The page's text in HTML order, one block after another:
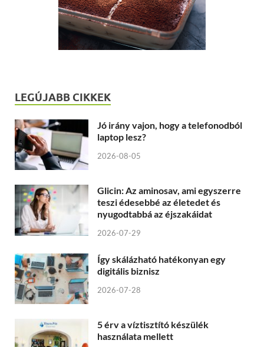
LEGÚJABB CIKKEK
Jó irány vajon, hogy a telefonodból
laptop lesz?
2026-08-05
Glicin: Az aminosav, ami egyszerre
teszi édesebbé az életedet és
nyugodtabbá az éjszakáidat
2026-07-29
Így skálázható hatékonyan egy
digitális biznisz
2026-07-28
5 érv a víztisztító készülék
használata mellett